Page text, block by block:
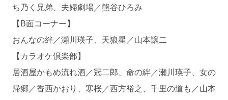
ち乃く兄弟、夫婦劇場／熊谷ひろみ
【B面コーナー】
おんなの絆／瀬川瑛子、天狼星／山本譲二
【カラオケ倶楽部】
居酒屋かもめ流れ酒／冠二郎、命の絆／瀬川瑛子、女の
帰郷／香西かおり、寒桜／西方裕之、千里の道も／山本